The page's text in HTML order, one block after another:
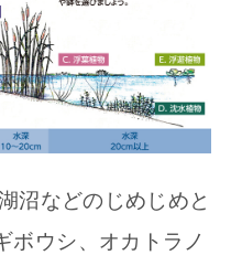
沼などのじめじめと
ボウシ、オカトラノ